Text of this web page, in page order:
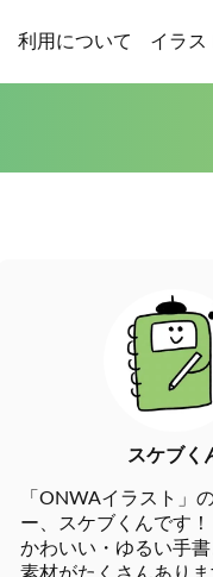
利用について イラス
スケブく
「ONWAイラスト」
ー、スケブくんです！
かわいい・ゆるい手